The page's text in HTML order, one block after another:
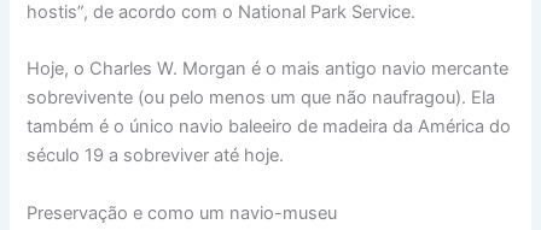
hostis”, de acordo com o National Park Service.
Hoje, o Charles W. Morgan é o mais antigo navio mercante
sobrevivente (ou pelo menos um que não naufragou). Ela
também é o único navio baleeiro de madeira da América do
século 19 a sobreviver até hoje.
Preservação e como um navio-museu